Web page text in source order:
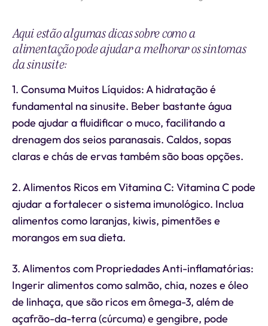
Aqui estão algumas dicas sobre como a
alimentação pode ajudar a melhorar os sintomas
da sinusite:
1. Consuma Muitos Líquidos: A hidratação é
fundamental na sinusite. Beber bastante água
pode ajudar a fluidificar o muco, facilitando a
drenagem dos seios paranasais. Caldos, sopas
claras e chás de ervas também são boas opções.
2. Alimentos Ricos em Vitamina C: Vitamina C pode
ajudar a fortalecer o sistema imunológico. Inclua
alimentos como laranjas, kiwis, pimentões e
morangos em sua dieta.
3. Alimentos com Propriedades Anti-inflamatórias:
Ingerir alimentos como salmão, chia, nozes e óleo
de linhaça, que são ricos em ômega-3, além de
açafrão-da-terra (cúrcuma) e gengibre, pode